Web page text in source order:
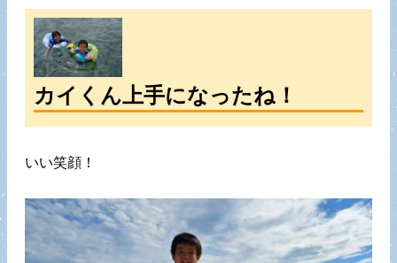
カイくん上手になったね！
いい笑顔！